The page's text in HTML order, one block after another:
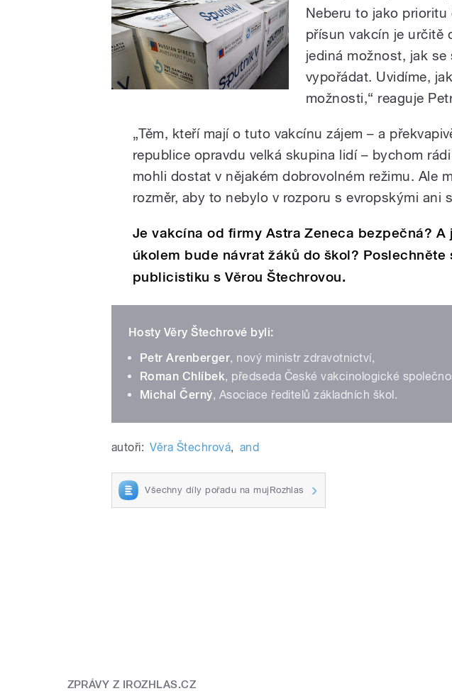
Neberu to jako prioritu
přísun vakcín je určitě
jediná možnost, jak se
vypořádat. Uvidíme,
možnosti,“ reaguje
„Těm, kteří mají o tuto vakcínu zájem – a
republice opravdu velká skupina lidí – bychom
mohli dostat v nějakém dobrovolném režimu. Ale
rozměr, aby to nebylo v rozporu s evropskými ani
Je vakcína od firmy Astra Zeneca bezpečná? A
úkolem bude návrat žáků do škol?
publicistiku s Věrou Štechrovou.
Hosty Věry Štechrové byli:
Petr Arenberger, nový ministr zdravotnictví,
Roman Chlíbek, předseda České vakcinologické
Michal Černý, Asociace ředitelů základních škol.
autoři: Věra Štechrová, and
Všechny díly pořadu na mujRozhlas
ZPRÁVY Z IROZHLAS.CZ